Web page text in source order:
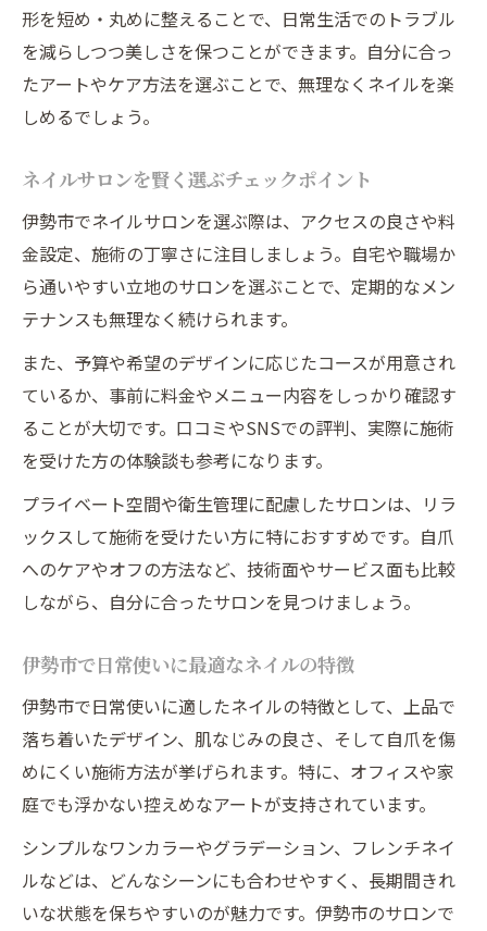
形を短め・丸めに整えることで、日常生活でのトラブル
を減らしつつ美しさを保つことができます。自分に合っ
たアートやケア方法を選ぶことで、無理なくネイルを楽
しめるでしょう。
ネイルサロンを賢く選ぶチェックポイント
伊勢市でネイルサロンを選ぶ際は、アクセスの良さや料
金設定、施術の丁寧さに注目しましょう。自宅や職場か
ら通いやすい立地のサロンを選ぶことで、定期的なメン
テナンスも無理なく続けられます。
また、予算や希望のデザインに応じたコースが用意され
ているか、事前に料金やメニュー内容をしっかり確認す
ることが大切です。口コミやSNSでの評判、実際に施術
を受けた方の体験談も参考になります。
プライベート空間や衛生管理に配慮したサロンは、リラ
ックスして施術を受けたい方に特におすすめです。自爪
へのケアやオフの方法など、技術面やサービス面も比較
しながら、自分に合ったサロンを見つけましょう。
伊勢市で日常使いに最適なネイルの特徴
伊勢市で日常使いに適したネイルの特徴として、上品で
落ち着いたデザイン、肌なじみの良さ、そして自爪を傷
めにくい施術方法が挙げられます。特に、オフィスや家
庭でも浮かない控えめなアートが支持されています。
シンプルなワンカラーやグラデーション、フレンチネイ
ルなどは、どんなシーンにも合わせやすく、長期間きれ
いな状態を保ちやすいのが魅力です。伊勢市のサロンで